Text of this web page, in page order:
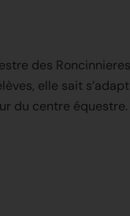
des
elle sait
du centre équestre.